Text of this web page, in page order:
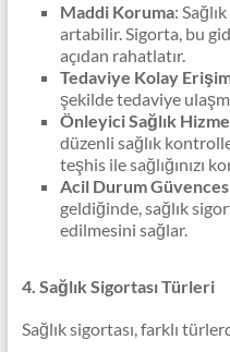
Maddi Koruma:
artabilir. Sigorta, bu
açıdan rahatlatır.
Tedaviye Kolay
şekilde tedaviye
Önleyici Sağlık
düzenli sağlık
teşhis ile sağlığınızı
Acil Durum
geldiğinde, sağlık
edilmesini sağlar.
4. Sağlık Sigortası Türleri
Sağlık sigortası, farklı